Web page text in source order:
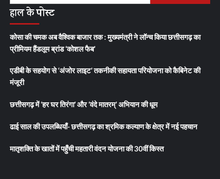
खोजें:
हाल के पोस्ट
कोसा की चमक अब वैश्विक बाजार तक : मुख्यमंत्री ने लॉन्च किया छत्तीसगढ़ का
प्रीमियम हैंडलूम ब्रांड ‘कोशल फैब’
एडीबी के सहयोग से ‘अंजोर लाइट’ तकनीकी सहायता परियोजना को कैबिनेट की
मंजूरी
छत्तीसगढ़ में ‘हर घर तिरंगा’ और ‘वंदे मातरम्’ अभियान की धूम
ढाई साल की उपलब्धियाँ- छत्तीसगढ़ का श्रमिक कल्याण के क्षेत्र में नई पहचान
मातृशक्ति के खातों में पहुँची महतारी वंदन योजना की 30वीं किस्त